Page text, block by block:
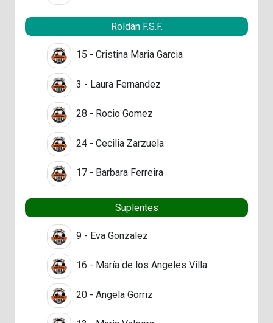
Roldán F.S.F.
15 - Cristina Maria Garcia
3 - Laura Fernandez
28 - Rocio Gomez
24 - Cecilia Zarzuela
17 - Barbara Ferreira
Suplentes
9 - Eva Gonzalez
16 - María de los Angeles Villa
20 - Angela Gorriz